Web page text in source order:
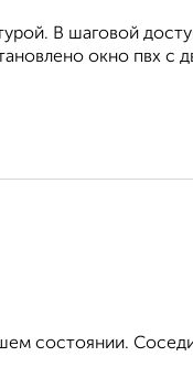
В шаговой
окно пвх с
состоянии.